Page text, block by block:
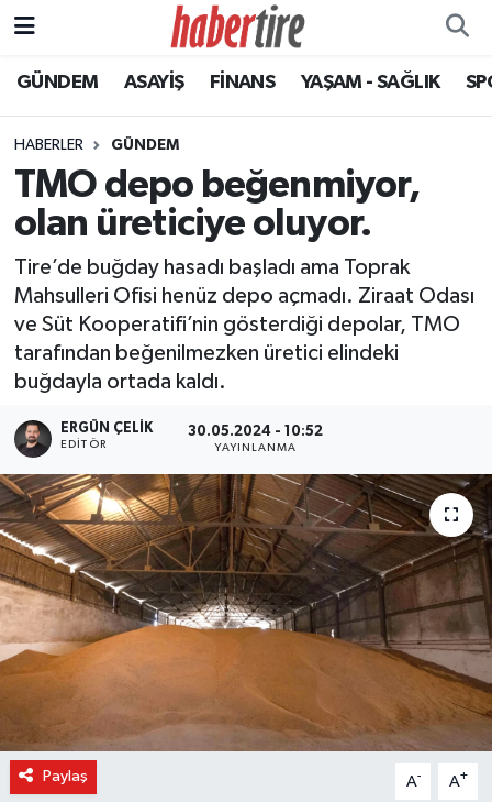
GÜNDEM ASAYİŞ FİNANS YAŞAM - SAĞLIK
HABERLER GÜNDEM
TMO depo beğenmiyor,
olan üreticiye oluyor.
Tire’de buğday hasadı başladı ama Toprak
Mahsulleri Ofisi henüz depo açmadı. Ziraat Odası
ve Süt Kooperatifi’nin gösterdiği depolar, TMO
tarafından beğenilmezken üretici elindeki
buğdayla ortada kaldı.
ERGÜN ÇELIK
EDITÖR
30.05.2024 - 10:52
YAYINLANMA
Paylaş A- A+
Tire Nöbetçi Eczaneler
Tire Hava Durumu
Tire Trafik Yoğunluk Haritası
Tüm Manşetler
Son Dakika Haberleri
Haber Arşivi